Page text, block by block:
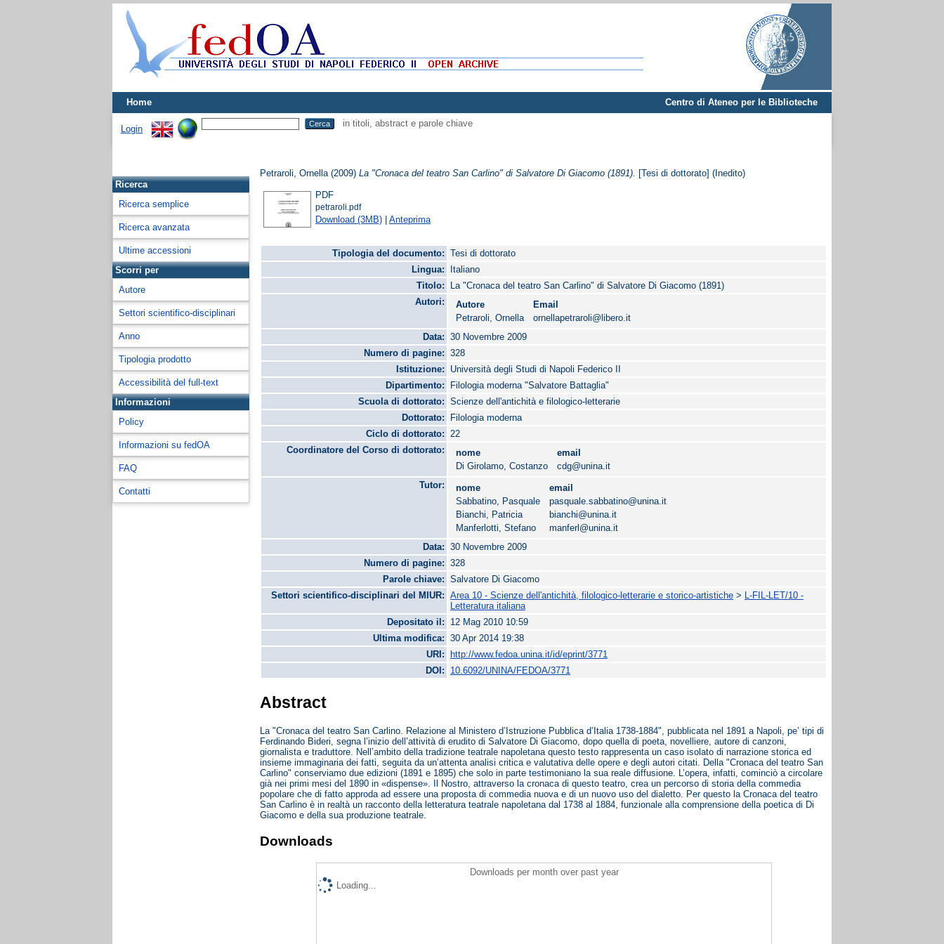
Home Centro di Ateneo per le Biblioteche
Login
in titoli, abstract e parole chiave
Ricerca
Ricerca semplice
Ricerca avanzata
Ultime accessioni
Scorri per
Autore
Settori scientifico-disciplinari
Anno
Tipologia prodotto
Accessibilità del full-text
Informazioni
Policy
Informazioni su fedOA
FAQ
Contatti
Petraroli, Ornella (2009)La "Cronaca del teatro San Carlino" di Salvatore Di Giacomo (1891). [Tesi di dottorato] (Inedito)
PDF
petraroli.pdf
Download (3MB) |Anteprima
Tipologia del documento:
Tesi di dottorato
Lingua:
Italiano
Titolo:
La "Cronaca del teatro San Carlino" di Salvatore Di Giacomo (1891)
Autori:
Autore
Email
Petraroli, Ornella
ornellapetraroli@libero.it
Data:
30 Novembre 2009
Numero di pagine:
328
Istituzione:
Università degli Studi di Napoli Federico II
Dipartimento:
Filologia moderna "Salvatore Battaglia"
Scuola di dottorato:
Scienze dell'antichità e filologico-letterarie
Dottorato:
Filologia moderna
Ciclo di dottorato:
22
Coordinatore del Corso di dottorato:
nome
email
Di Girolamo, Costanzo
cdg@unina.it
Tutor:
nome
email
Sabbatino, Pasquale
pasquale.sabbatino@unina.it
Bianchi, Patricia
bianchi@unina.it
Manferlotti, Stefano
manferl@unina.it
Data:
30 Novembre 2009
Numero di pagine:
328
Parole chiave:
Salvatore Di Giacomo
Settori scientifico-disciplinari del MIUR:
Area 10 - Scienze dell'antichità, filologico-letterarie e storico-artistiche > L-FIL-LET/10 -
Letteratura italiana
Depositato il:
12 Mag 2010 10:59
Ultima modifica:
30 Apr 2014 19:38
URI:
http://www.fedoa.unina.it/id/eprint/3771
DOI:
10.6092/UNINA/FEDOA/3771
Abstract
La "Cronaca del teatro San Carlino. Relazione al Ministero d’Istruzione Pubblica d’Italia 1738-1884", pubblicata nel 1891 a Napoli, pe’ tipi di
Ferdinando Bideri, segna l’inizio dell’attività di erudito di Salvatore Di Giacomo, dopo quella di poeta, novelliere, autore di canzoni,
giornalista e traduttore. Nell’ambito della tradizione teatrale napoletana questo testo rappresenta un caso isolato di narrazione storica ed
insieme immaginaria dei fatti, seguita da un’attenta analisi critica e valutativa delle opere e degli autori citati. Della "Cronaca del teatro San
Carlino" conserviamo due edizioni (1891 e 1895) che solo in parte testimoniano la sua reale diffusione. L’opera, infatti, cominciò a circolare
già nei primi mesi del 1890 in «dispense». Il Nostro, attraverso la cronaca di questo teatro, crea un percorso di storia della commedia
popolare che di fatto approda ad essere una proposta di commedia nuova e di un nuovo uso del dialetto. Per questo la Cronaca del teatro
San Carlino è in realtà un racconto della letteratura teatrale napoletana dal 1738 al 1884, funzionale alla comprensione della poetica di Di
Giacomo e della sua produzione teatrale.
Downloads
Downloads per month over past year
Loading...